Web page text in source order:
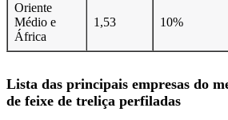
Oriente
Médio e
África
1,53 10%
Lista das principais empresas do
de feixe de treliça perfiladas